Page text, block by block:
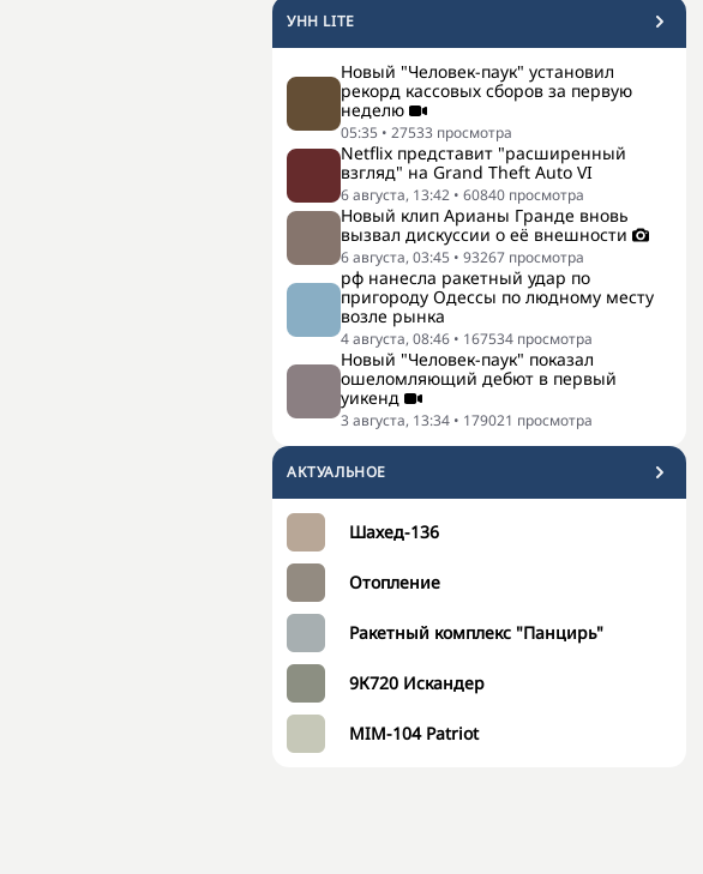
УНН LITE
Новый "Человек-паук" установил
рекорд кассовых сборов за первую
неделю
05:35 • 27533 просмотра
Netflix представит "расширенный
взгляд" на Grand Theft Auto VI
6 августа, 13:42 • 60840 просмотра
Новый клип Арианы Гранде вновь
вызвал дискуссии о её внешности
6 августа, 03:45 • 93267 просмотра
рф нанесла ракетный удар по
пригороду Одессы по людному месту
возле рынка
4 августа, 08:46 • 167534 просмотра
Новый "Человек-паук" показал
ошеломляющий дебют в первый
уикенд
3 августа, 13:34 • 179021 просмотра
АКТУАЛЬНОЕ
Шахед-136
Отопление
Ракетный комплекс "Панцирь"
9К720 Искандер
MIM-104 Patriot